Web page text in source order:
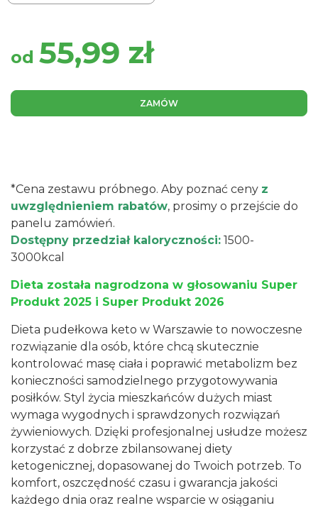
od 55,99 zł
ZAMÓW
*Cena zestawu próbnego. Aby poznać ceny z
uwzględnieniem rabatów, prosimy o przejście do
panelu zamówień.
Dostępny przedział kaloryczności: 1500-
3000kcal
Dieta została nagrodzona w głosowaniu Super
Produkt 2025 i Super Produkt 2026
Dieta pudełkowa keto w Warszawie to nowoczesne
rozwiązanie dla osób, które chcą skutecznie
kontrolować masę ciała i poprawić metabolizm bez
konieczności samodzielnego przygotowywania
posiłków. Styl życia mieszkańców dużych miast
wymaga wygodnych i sprawdzonych rozwiązań
żywieniowych. Dzięki profesjonalnej usłudze możesz
korzystać z dobrze zbilansowanej diety
ketogenicznej, dopasowanej do Twoich potrzeb. To
komfort, oszczędność czasu i gwarancja jakości
każdego dnia oraz realne wsparcie w osiąganiu